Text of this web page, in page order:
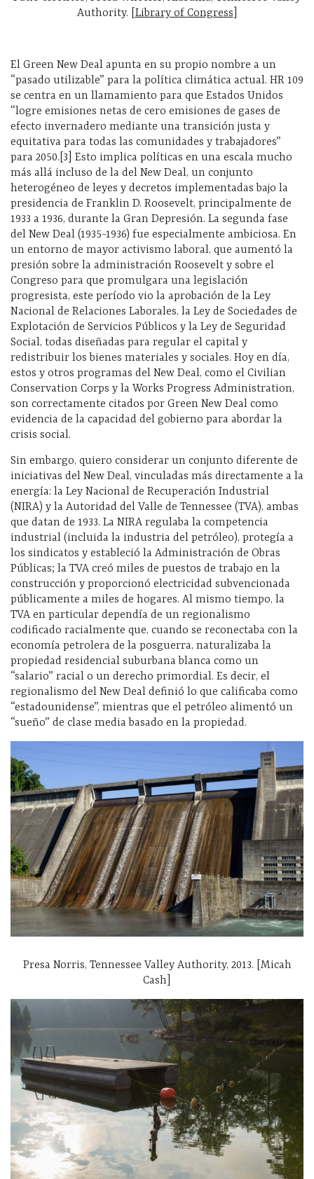
Authority. [ Library of Congress
El Green New Deal apunta en su propio nombre a un
“pasado utilizable” para la política climática actual. HR 109
se centra en un llamamiento para que Estados Unidos
“logre emisiones netas de cero emisiones de gases de
efecto invernadero mediante una transición justa y
equitativa para todas las comunidades y trabajadores”
para 2050.[3] Esto implica políticas en una escala mucho
más allá incluso de la del New Deal, un conjunto
heterogéneo de leyes y decretos implementadas bajo la
presidencia de Franklin D. Roosevelt, principalmente de
1933 a 1936, durante la Gran Depresión. La segunda fase
del New Deal (1935-1936) fue especialmente ambiciosa. En
un entorno de mayor activismo laboral, que aumentó la
presión sobre la administración Roosevelt y sobre el
Congreso para que promulgara una legislación
progresista, este período vio la aprobación de la Ley
Nacional de Relaciones Laborales, la Ley de Sociedades de
Explotación de Servicios Públicos y la Ley de Seguridad
Social, todas diseñadas para regular el capital y
redistribuir los bienes materiales y sociales. Hoy en día,
estos y otros programas del New Deal, como el Civilian
Conservation Corps y la Works Progress Administration,
son correctamente citados por Green New Deal como
evidencia de la capacidad del gobierno para abordar la
crisis social.
Sin embargo, quiero considerar un conjunto diferente de
iniciativas del New Deal, vinculadas más directamente a la
energía: la Ley Nacional de Recuperación Industrial
(NIRA) y la Autoridad del Valle de Tennessee (TVA), ambas
que datan de 1933. La NIRA regulaba la competencia
industrial (incluida la industria del petróleo), protegía a
los sindicatos y estableció la Administración de Obras
Públicas; la TVA creó miles de puestos de trabajo en la
construcción y proporcionó electricidad subvencionada
públicamente a miles de hogares. Al mismo tiempo, la
TVA en particular dependía de un regionalismo
codificado racialmente que, cuando se reconectaba con la
economía petrolera de la posguerra, naturalizaba la
propiedad residencial suburbana blanca como un
“salario” racial o un derecho primordial. Es decir, el
regionalismo del New Deal definió lo que calificaba como
“estadounidense”, mientras que el petróleo alimentó un
“sueño” de clase media basado en la propiedad.
Presa Norris, Tennessee Valley Authority, 2013. [Micah
Cash]